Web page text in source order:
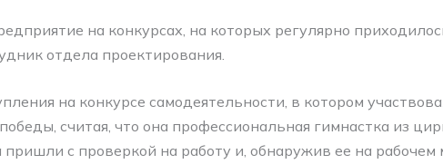
на конкурсах, на которых регулярно
отдела проектирования.
на конкурсе самодеятельности, в котором
считая, что она профессиональная гимнастка из
с проверкой на работу и, обнаружив ее на